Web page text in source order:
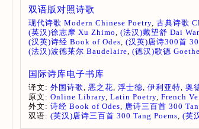
双语版对照诗歌
现代诗歌 Modern Chinese Poetry, 古典诗歌
(英汉)徐志摩 Xu Zhimo, (法汉)戴望舒 Dai
(汉英)诗经 Book of Odes, (汉英)唐诗300首
(法汉)波德莱尔 Baudelaire, (德汉)歌德 Goethe
国际诗库电子书库
译文: 外国诗歌, 恶之花, 浮士德, 伊利亚特, 奥
原文: Online Library, Latin Poetry, French
外文: 诗经 Book of Odes, 唐诗三百首 300
双语: (英汉)唐诗三百首 300 Tang Poems, (英